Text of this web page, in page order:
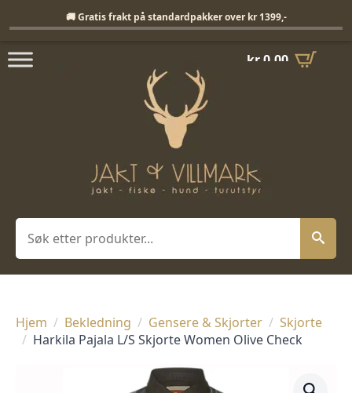
kr0,00
Søk
Hjem Bekledning Gensere & Skjorter
Skjorte
Harkila Pajala L/S Skjorte Women Olive Check
🚚 Gratis frakt på standardpakker over kr 1399,-